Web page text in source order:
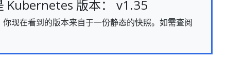
Kubernetes 版本： v1.35
现在看到的版本来自于一份静态的快照。如需查阅